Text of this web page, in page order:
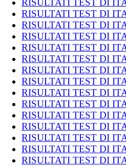
RISULTATI TEST DI
RISULTATI TEST DI
RISULTATI TEST DI
RISULTATI TEST DI
RISULTATI TEST DI
RISULTATI TEST DI
RISULTATI TEST DI
RISULTATI TEST DI
RISULTATI TEST DI
RISULTATI TEST DI
RISULTATI TEST DI
RISULTATI TEST DI
RISULTATI TEST DI
RISULTATI TEST DI
RISULTATI TEST DI